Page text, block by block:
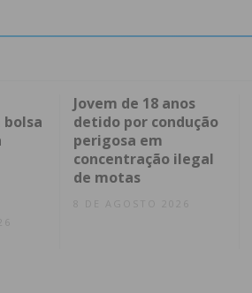
Jovem de 18 anos
detido por condução
perigosa em
concentração ilegal
de motas
8 DE AGOSTO 2026